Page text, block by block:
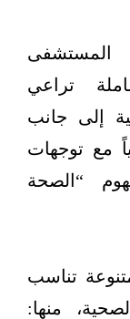
المستشفى
تراعي
إلى جانب
مع توجهات
“الصحة
تناسب
منها: